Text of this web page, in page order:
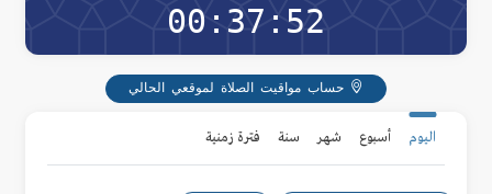
00:37:52
اليوم أسبوع شهر سنة فترة زمنية